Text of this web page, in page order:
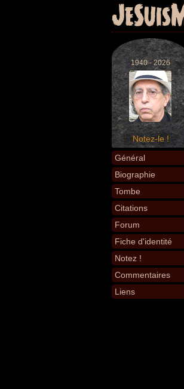
1940 - 2026
Notez-le !
Général
Biographie
Tombe
Citations
Forum
Fiche d'identité
Notez !
Commentaires
Liens